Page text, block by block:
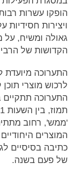
הופקו עשרות
ויצירות חסידיות
גאולה ומשיח, על
הקדושות של
התערוכה מיועדת
לרכוש מוצרי
התערוכה תתקיים
המוצרים
כתיבה בסיסיים
של פעם בשנה.